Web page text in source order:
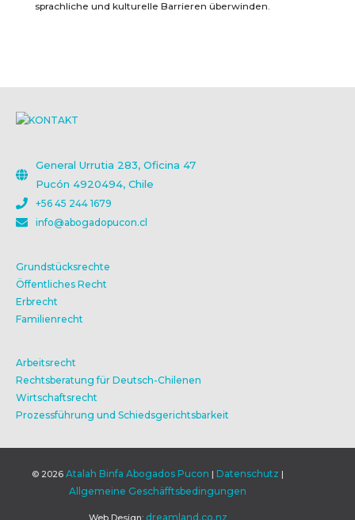
sprachliche und kulturelle Barrieren überwinden.
General Urrutia 283, Oficina 47
Pucón 4920494, Chile
+56 45 244 1679
info@abogadopucon.cl
Grundstücksrechte
Öffentliches Recht
Erbrecht
Familienrecht
Arbeitsrecht
Rechtsberatung für Deutsch-Chilenen
Wirtschaftsrecht
Prozessführung und Schiedsgerichtsbarkeit
© 2026 Atalah Binfa Abogados Pucon | Datenschutz |
Allgemeine Geschäfftsbedingungen
Web Design: dreamland.co.nz